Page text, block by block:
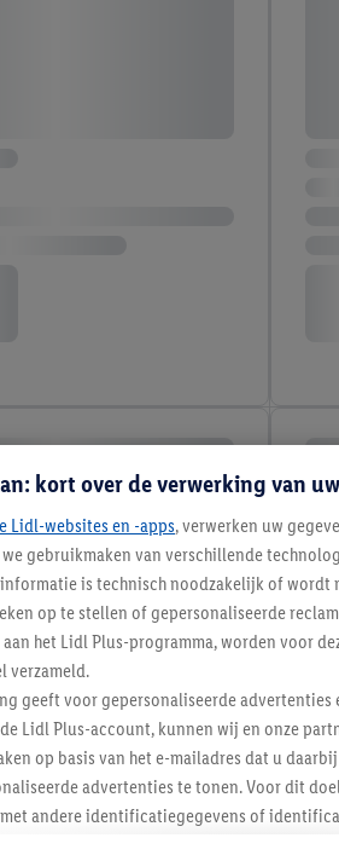
kort over de verwerking van
Lidl-websites en -apps, verwerken uw
gebruikmaken van verschillende
is technisch noodzakelijk of
op te stellen of gepersonaliseerde
het Lidl Plus-programma, worden voor
verzameld.
geeft voor gepersonaliseerde
Lidl Plus-account, kunnen wij en onze
op basis van het e-mailadres dat u
advertenties te tonen. Voor dit
andere identificatiegegevens of